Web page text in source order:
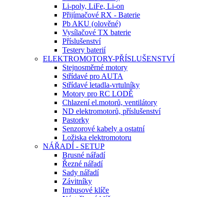
Li-poly, LiFe, Li-on
Přijímačové RX - Baterie
Pb AKU (olověné)
Vysílačové TX baterie
Příslušenství
Testery baterií
ELEKTROMOTORY-PŘÍSLUŠENSTVÍ
Stejnosměrné motory
Střídavé pro AUTA
Střídavé letadla-vrtulníky
Motory pro RC LODĚ
Chlazení el.motorů, ventilátory
ND elektromotorů, příslušenství
Pastorky
Senzorové kabely a ostatní
Ložiska elektromotoru
NÁŘADÍ - SETUP
Brusné nářadí
Řezné nářadí
Sady nářadí
Závitníky
Imbusové klíče